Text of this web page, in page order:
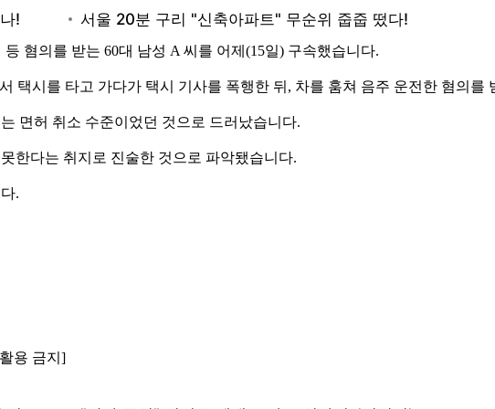
혐의를 받는 60대 남성 A 씨를 어제(15일) 구속했습니다.
택시를 타고 가다가 택시 기사를 폭행한 뒤, 차를 훔쳐 음주 운전한 혐의를
면허 취소 수준이었던 것으로 드러났습니다.
한다는 취지로 진술한 것으로 파악됐습니다.
.
용 금지]